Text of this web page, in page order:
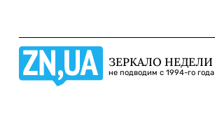
ЗЕРКАЛО НЕДЕЛИ
не подводим с 1994-го года